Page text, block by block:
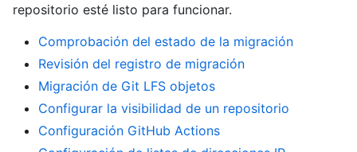
repositorio esté listo para funcionar.
Comprobación del estado de la migración
Revisión del registro de migración
Migración de Git LFS objetos
Configurar la visibilidad de un repositorio
Configuración GitHub Actions